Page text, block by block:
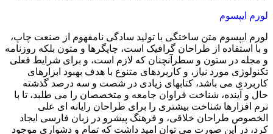
لورم ایپسوم
لورم ایپسوم متن ساختگی با تولید سادگی نامفهوم از صنعت چاپ،
و با استفاده از طراحان گرافیک است، چاپگرها و متون بلکه روزنامه
و مجله در ستون و سطرآنچنان که لازم است، و برای شرایط فعلی
تکنولوژی مورد نیاز، و کاربردهای متنوع با هدف بهبود ابزارهای
کاربردی می باشد، کتابهای زیادی در شصت و سه درصد گذشته
حال و آینده، شناخت فراوان جامعه و متخصصان را می طلبد، تا با
نرم افزارها شناخت بیشتری را برای طراحان رایانه ای علی
الخصوص طراحان خلاقی، و فرهنگ پیشرو در زبان فارسی ایجاد
کرد، در این صورت می توان امید داشت که تمام و دشواری موجود